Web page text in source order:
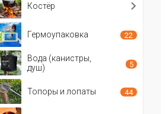
Костёр
Гермоупаковка 22
Вода (канистры,
душ)
5
Топоры и лопаты 44